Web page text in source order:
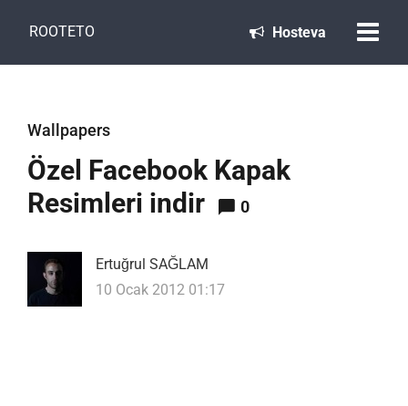
ROOTETO Hosteva
Wallpapers
Özel Facebook Kapak
Resimleri indir
0
Ertuğrul SAĞLAM
10 Ocak 2012 01:17